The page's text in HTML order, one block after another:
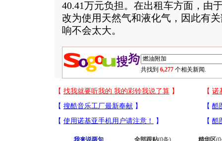
40.41万元负担。在出租车方面，由
改为使用天然气和液化气，因此有
响不会太大。
共找到 6,277 个相关新闻.
我来说两句 全部跟贴(0条) 精华区(0